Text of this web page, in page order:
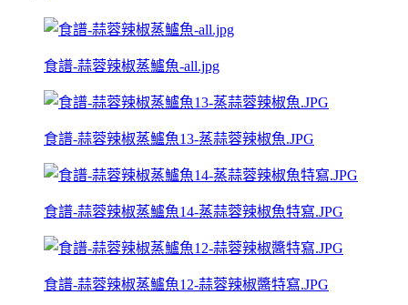
食譜-蒜蓉辣椒蒸鱸魚-all.jpg
食譜-蒜蓉辣椒蒸鱸魚13-蒸蒜蓉辣椒魚.JPG
食譜-蒜蓉辣椒蒸鱸魚14-蒸蒜蓉辣椒魚特寫.JPG
食譜-蒜蓉辣椒蒸鱸魚12-蒜蓉辣椒醬特寫.JPG